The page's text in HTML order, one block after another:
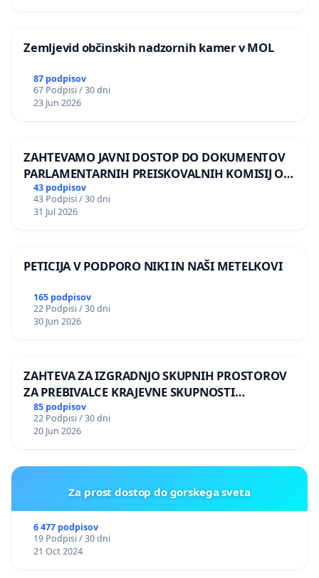
Zemljevid občinskih nadzornih kamer v MOL
87 podpisov
67 Podpisi / 30 dni
23 Jun 2026
ZAHTEVAMO JAVNI DOSTOP DO DOKUMENTOV
PARLAMENTARNIH PREISKOVALNIH KOMISIJ O
ILEGALNI TRGOVINI Z OROŽJEM
43 podpisov
43 Podpisi / 30 dni
31 Jul 2026
PETICIJA V PODPORO NIKI IN NAŠI METELKOVI
165 podpisov
22 Podpisi / 30 dni
30 Jun 2026
ZAHTEVA ZA IZGRADNJO SKUPNIH PROSTOROV
ZA PREBIVALCE KRAJEVNE SKUPNOSTI
PRESTRANEK
85 podpisov
22 Podpisi / 30 dni
20 Jun 2026
Za prost dostop do gorskega sveta
6 477 podpisov
19 Podpisi / 30 dni
21 Oct 2024